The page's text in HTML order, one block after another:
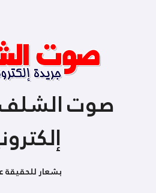
صوت الشلف
بشعار للحقيقة